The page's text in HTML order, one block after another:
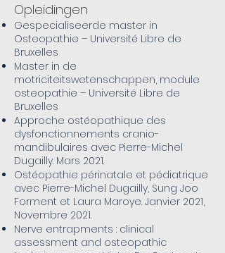
Opleidingen
Gespecialiseerde master in
Osteopathie – Université Libre de
Bruxelles
Master in de
motriciteitswetenschappen, module
osteopathie – Université Libre de
Bruxelles
Approche ostéopathique des
dysfonctionnements cranio-
mandibulaires avec Pierre-Michel
Dugailly. Mars 2021.
Ostéopathie périnatale et pédiatrique
avec Pierre-Michel Dugailly, Sung Joo
Forment et Laura Maroye. Janvier 2021,
Novembre 2021.
Nerve entrapments : clinical
assessment and osteopathic